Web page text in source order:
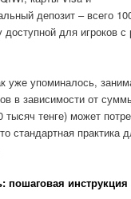
депозит – всего
для игроков с
уже упоминалось,
в зависимости от
тенге) может
стандартная практика
пошаговая